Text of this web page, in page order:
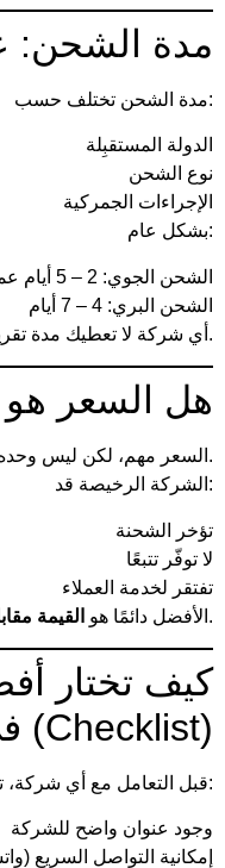
⏱️ مدة
مدة الشحن تختلف حسب:
الدولة المستقبِلة
نوع الشحن
الإجراءات الجمركية
بشكل عام:
الشحن الجوي: 2 – 5 أيام عمل
الشحن البري: 4 – 7 أيام
📌 أي شركة لا تعطيك مدة تقريبية واضحة = علامة تحذير.
💰 هل السعر
السعر مهم، لكن ليس وحده.
الشركة الرخيصة قد:
تؤخر الشحنة
لا توفّر تتبعًا
تفتقر لخدمة العملاء
💡 الأفضل دائمًا هو القيمة ، وليس السعر الأقل فقط.
في الكويت؟ (Checklist)
قبل التعامل مع أي شركة، تأكد من:
وجود عنوان واضح للشركة
إمكانية التواصل السريع